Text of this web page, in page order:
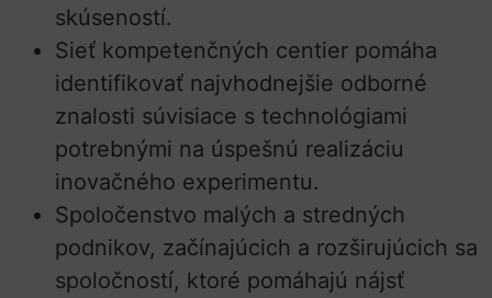
skúseností.
Sieť kompetenčných centier pomáha
identifikovať najvhodnejšie odborné
znalosti súvisiace s technológiami
potrebnými na úspešnú realizáciu
inovačného experimentu.
Spoločenstvo malých a stredných
podnikov, začínajúcich a rozširujúcich sa
spoločností, ktoré pomáhajú nájsť